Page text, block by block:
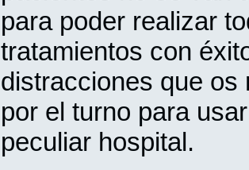
para poder realizar
tratamientos con
distracciones que os
por el turno para
peculiar hospital.